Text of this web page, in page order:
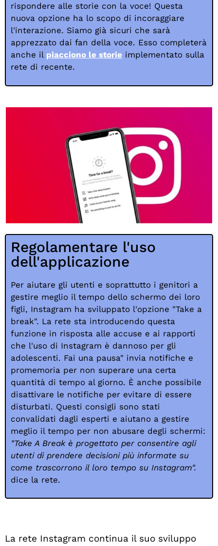
rispondere alle storie con la voce! Questa
nuova opzione ha lo scopo di incoraggiare
l'interazione. Siamo già sicuri che sarà
apprezzato dai fan della voce. Esso completerà
anche il piacciono le storie implementato sulla
rete di recente.
Regolamentare l'uso
dell'applicazione
Per aiutare gli utenti e soprattutto i genitori a
gestire meglio il tempo dello schermo dei loro
figli, Instagram ha sviluppato l'opzione "Take a
break". La rete sta introducendo questa
funzione in risposta alle accuse e ai rapporti
che l'uso di Instagram è dannoso per gli
adolescenti. Fai una pausa" invia notifiche e
promemoria per non superare una certa
quantità di tempo al giorno. È anche possibile
disattivare le notifiche per evitare di essere
disturbati. Questi consigli sono stati
convalidati dagli esperti e aiutano a gestire
meglio il tempo per non abusare degli schermi:
"Take A Break è progettato per consentire agli
utenti di prendere decisioni più informate su
come trascorrono il loro tempo su Instagram".
dice la rete.
La rete Instagram continua il suo sviluppo